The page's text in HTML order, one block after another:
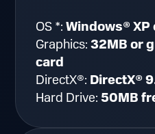
OS *:Windows®
Graphics:32MB or
card
DirectX®: DirectX®
Hard Drive:50MB